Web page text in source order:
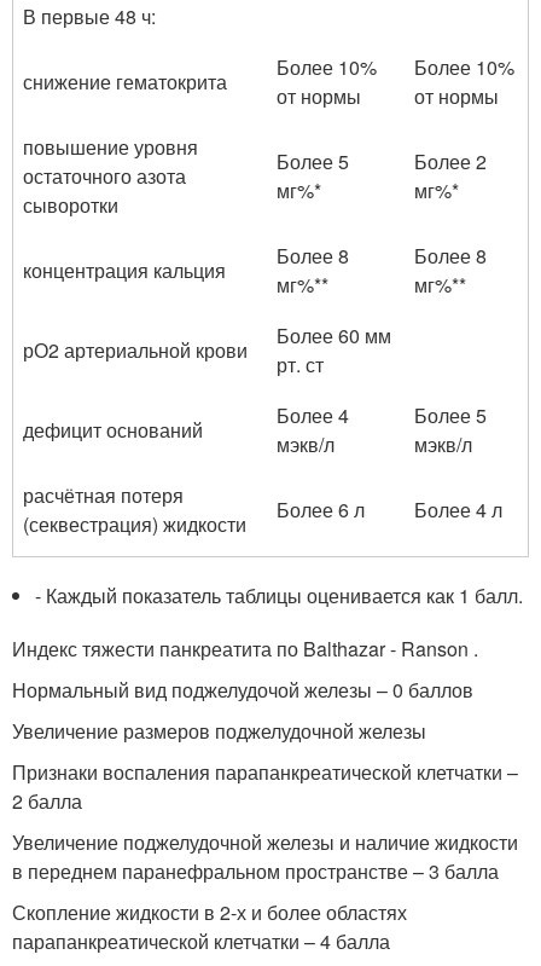
В первые 48 ч:
снижение гематокрита
Более 10%
от нормы
Более 10%
от нормы
повышение уровня
остаточного азота
сыворотки
Более 5
мг%*
Более 2
мг%*
концентрация кальция
Более 8
мг%**
Более 8
мг%**
рО2 артериальной крови
Более 60 мм
рт. ст
дефицит оснований
Более 4
мэкв/л
Более 5
мэкв/л
расчётная потеря
(секвестрация) жидкости
Более 6 л Более 4 л
- Каждый показатель таблицы оценивается как 1 балл.
Индекс тяжести панкреатита по Balthazar - Ranson .
Нормальный вид поджелудочой железы – 0 баллов
Увеличение размеров поджелудочной железы
Признаки воспаления парапанкреатической клетчатки –
2 балла
Увеличение поджелудочной железы и наличие жидкости
в переднем паранефральном пространстве – 3 балла
Скопление жидкости в 2-х и более областях
парапанкреатической клетчатки – 4 балла